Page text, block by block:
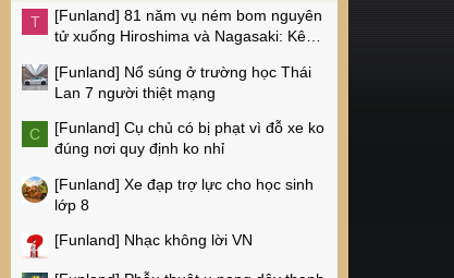
T [Funland] 81 năm vụ ném bom nguyên
tử xuống Hiroshima và Nagasaki: Kêu
[Funland] Nổ súng ở trường học Thái
Lan 7 người thiệt mạng
C [Funland] Cụ chủ có bị phạt vì đỗ xe ko
đúng nơi quy định ko nhỉ
[Funland] Xe đạp trợ lực cho học sinh
lớp 8
[Funland] Nhạc không lời VN